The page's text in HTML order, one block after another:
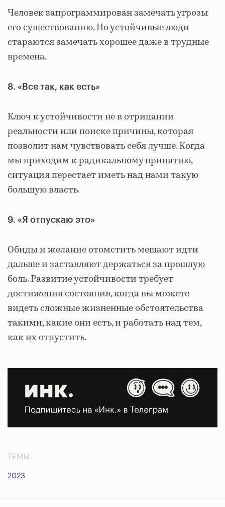
Человек запрограммирован замечать угрозы
его существованию. Но устойчивые люди
стараются замечать хорошее даже в трудные
времена.
8. «Все так, как есть»
Ключ к устойчивости не в отрицании
реальности или поиске причины, которая
позволит нам чувствовать себя лучше. Когда
мы приходим к радикальному принятию,
ситуация перестает иметь над нами такую
большую власть.
9. «Я отпускаю это»
Обиды и желание отомстить мешают идти
дальше и заставляют держаться за прошлую
боль. Развитие устойчивости требует
достижения состояния, когда вы можете
видеть сложные жизненные обстоятельства
такими, какие они есть, и работать над тем,
как их отпустить.
ТЕМЫ
2023